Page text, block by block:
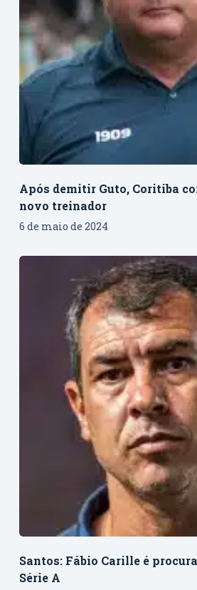
Após demitir Guto, Coritiba
novo treinador
6 de maio de 2024
Santos: Fábio Carille é
Série A